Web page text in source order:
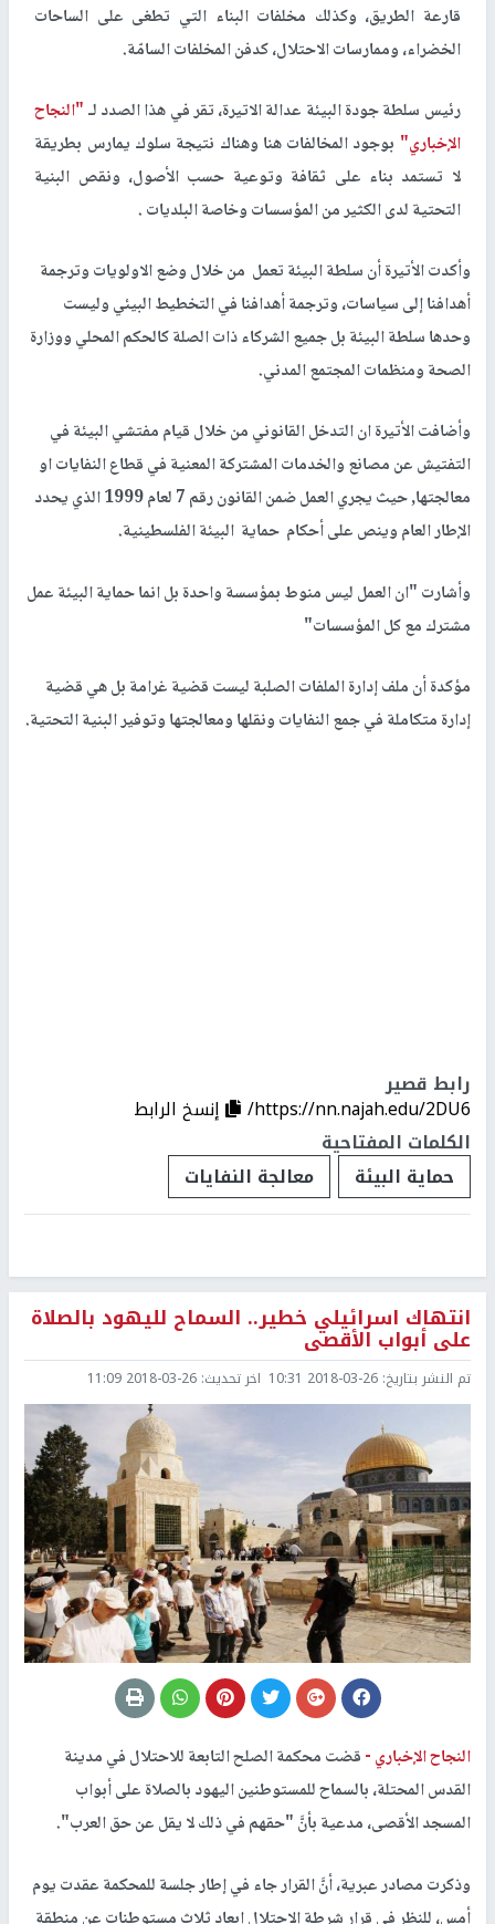
قارعة الطريق، وكذلك مخلفات البناء التي تطغى على الساحات
الخضراء، وممارسات الاحتلال، كدفن المخلفات السامّة.
رئيس سلطة جودة البيئة عدالة الاتيرة، تقر في هذا الصدد لـ"النجاح
الإخباري" بوجود المخالفات هنا وهناك نتيجة سلوك يمارس بطريقة
لا تستمد بناء على ثقافة وتوعية حسب الأصول، ونقص البنية
التحتية لدى الكثير من المؤسسات وخاصة البلديات .
وأكدت الأتيرة أن سلطة البيئة تعمل من خلال وضع الاولويات وترجمة
أهدافنا إلى سياسات، وترجمة أهدافنا في التخطيط البيئي وليست
وحدها سلطة البيئة بل جميع الشركاء ذات الصلة كالحكم المحلي ووزارة
الصحة ومنظمات المجتمع المدني.
وأضافت الأتيرة ان التدخل القانوني من خلال قيام مفتشي البيئة في
التفتيش عن مصانع والخدمات المشتركة المعنية في قطاع النفايات او
معالجتها, حيث يجري العمل ضمن القانون رقم 7 لعام 1999 الذي يحدد
الإطار العام وينص على أحكام حماية البيئة الفلسطينية.
وأشارت "ان العمل ليس منوط بمؤسسة واحدة بل انما حماية البيئة عمل
مشترك مع كل المؤسسات"
مؤكدة أن ملف إدارة الملفات الصلبة ليست قضية غرامة بل هي قضية
إدارة متكاملة في جمع النفايات ونقلها ومعالجتها وتوفير البنية التحتية.
رابط قصير
https://nn.najah.edu/2DU6/
إنسخ الرابط
الكلمات المفتاحية
حماية البيئة
معالجة النفايات
انتهاك اسرائيلي خطير.. السماح لليهود بالصلاة
على أبواب الأقصى
تم النشر بتاريخ: 2018-03-26 10:31 اخر تحديث: 2018-03-26 11:09
النجاح الإخباري -قضت محكمة الصلح التابعة للاحتلال في مدينة
القدس المحتلة، بالسماح للمستوطنين اليهود بالصلاة على أبواب
المسجد الأقصى، مدعية بأنَّ "حقهم في ذلك لا يقل عن حق العرب".
وذكرت مصادر عبرية، أنَّ القرار جاء في إطار جلسة للمحكمة عقدت يوم